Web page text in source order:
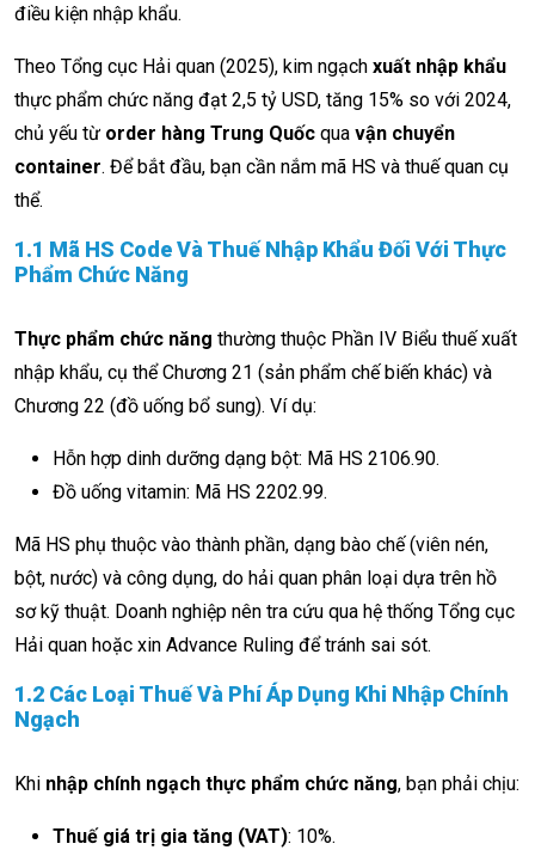
điều kiện nhập khẩu.
Theo Tổng cục Hải quan (2025), kim ngạch xuất nhập khẩu
thực phẩm chức năng đạt 2,5 tỷ USD, tăng 15% so với 2024,
chủ yếu từ order hàng Trung Quốc qua vận chuyển
container. Để bắt đầu, bạn cần nắm mã HS và thuế quan cụ
thể.
1.1 Mã HS Code Và Thuế Nhập Khẩu Đối Với Thực
Phẩm Chức Năng
Thực phẩm chức năng thường thuộc Phần IV Biểu thuế xuất
nhập khẩu, cụ thể Chương 21 (sản phẩm chế biến khác) và
Chương 22 (đồ uống bổ sung). Ví dụ:
Hỗn hợp dinh dưỡng dạng bột: Mã HS 2106.90.
Đồ uống vitamin: Mã HS 2202.99.
Mã HS phụ thuộc vào thành phần, dạng bào chế (viên nén,
bột, nước) và công dụng, do hải quan phân loại dựa trên hồ
sơ kỹ thuật. Doanh nghiệp nên tra cứu qua hệ thống Tổng cục
Hải quan hoặc xin Advance Ruling để tránh sai sót.
1.2 Các Loại Thuế Và Phí Áp Dụng Khi Nhập Chính
Ngạch
Khi nhập chính ngạch thực phẩm chức năng, bạn phải chịu:
Thuế giá trị gia tăng (VAT): 10%.